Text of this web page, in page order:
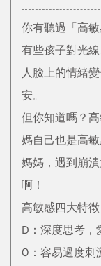
你有聽過「高
有些孩子對光
人臉上的情緒
安。
但你知道嗎？
媽自己也是高
媽媽，遇到崩
啊！
高敏感四大特徵
D：深度思考，
O：容易過度刺